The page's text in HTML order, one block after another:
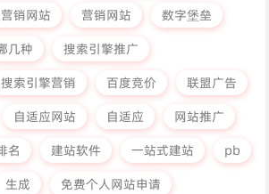
销网站 营销网站
数字堡垒
几种
搜索引擎推广
搜索引擎营销 百度竞价
联盟广告
自适应网站 自适应
网站推广
名
建站软件 一站式建站
pb
生成
免费个人网站申请